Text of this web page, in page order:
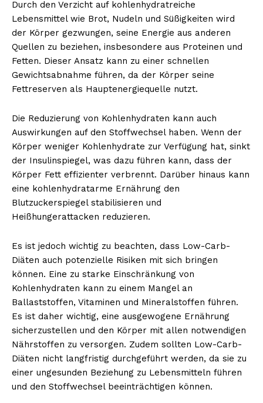
Durch den Verzicht auf kohlenhydratreiche
Lebensmittel wie Brot, Nudeln und Süßigkeiten wird
der Körper gezwungen, seine Energie aus anderen
Quellen zu beziehen, insbesondere aus Proteinen und
Fetten. Dieser Ansatz kann zu einer schnellen
Gewichtsabnahme führen, da der Körper seine
Fettreserven als Hauptenergiequelle nutzt.
Die Reduzierung von Kohlenhydraten kann auch
Auswirkungen auf den Stoffwechsel haben. Wenn der
Körper weniger Kohlenhydrate zur Verfügung hat, sinkt
der Insulinspiegel, was dazu führen kann, dass der
Körper Fett effizienter verbrennt. Darüber hinaus kann
eine kohlenhydratarme Ernährung den
Blutzuckerspiegel stabilisieren und
Heißhungerattacken reduzieren.
Es ist jedoch wichtig zu beachten, dass Low-Carb-
Diäten auch potenzielle Risiken mit sich bringen
können. Eine zu starke Einschränkung von
Kohlenhydraten kann zu einem Mangel an
Ballaststoffen, Vitaminen und Mineralstoffen führen.
Es ist daher wichtig, eine ausgewogene Ernährung
sicherzustellen und den Körper mit allen notwendigen
Nährstoffen zu versorgen. Zudem sollten Low-Carb-
Diäten nicht langfristig durchgeführt werden, da sie zu
einer ungesunden Beziehung zu Lebensmitteln führen
und den Stoffwechsel beeinträchtigen können.